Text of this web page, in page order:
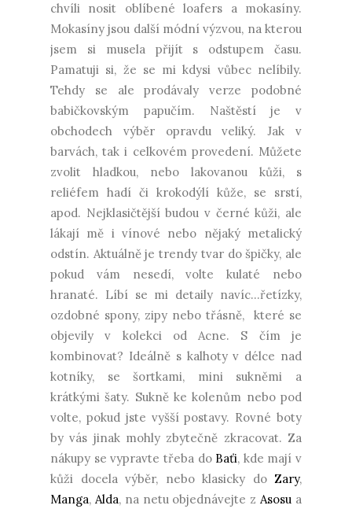
chvíli nosit oblíbené loafers a mokasíny.
Mokasíny jsou další módní výzvou, na kterou
jsem si musela přijít s odstupem času.
Pamatuji si, že se mi kdysi vůbec nelíbily.
Tehdy se ale prodávaly verze podobné
babičkovským papučím. Naštěstí je v
obchodech výběr opravdu veliký. Jak v
barvách, tak i celkovém provedení. Můžete
zvolit hladkou, nebo lakovanou kůži, s
reliéfem hadí či krokodýlí kůže, se srstí,
apod. Nejklasičtější budou v černé kůži, ale
lákají mě i vínové nebo nějaký metalický
odstín. Aktuálně je trendy tvar do špičky, ale
pokud vám nesedí, volte kulaté nebo
hranaté. Líbí se mi detaily navíc...řetízky,
ozdobné spony, zipy nebo třásně, které se
objevily v kolekci od Acne. S čím je
kombinovat? Ideálně s kalhoty v délce nad
kotníky, se šortkami, mini sukněmi a
krátkými šaty. Sukně ke kolenům nebo pod
volte, pokud jste vyšší postavy. Rovné boty
by vás jinak mohly zbytečně zkracovat. Za
nákupy se vypravte třeba do Baťi, kde mají v
kůži docela výběr, nebo klasicky do Zary,
Manga, Alda, na netu objednávejte zAsosu a